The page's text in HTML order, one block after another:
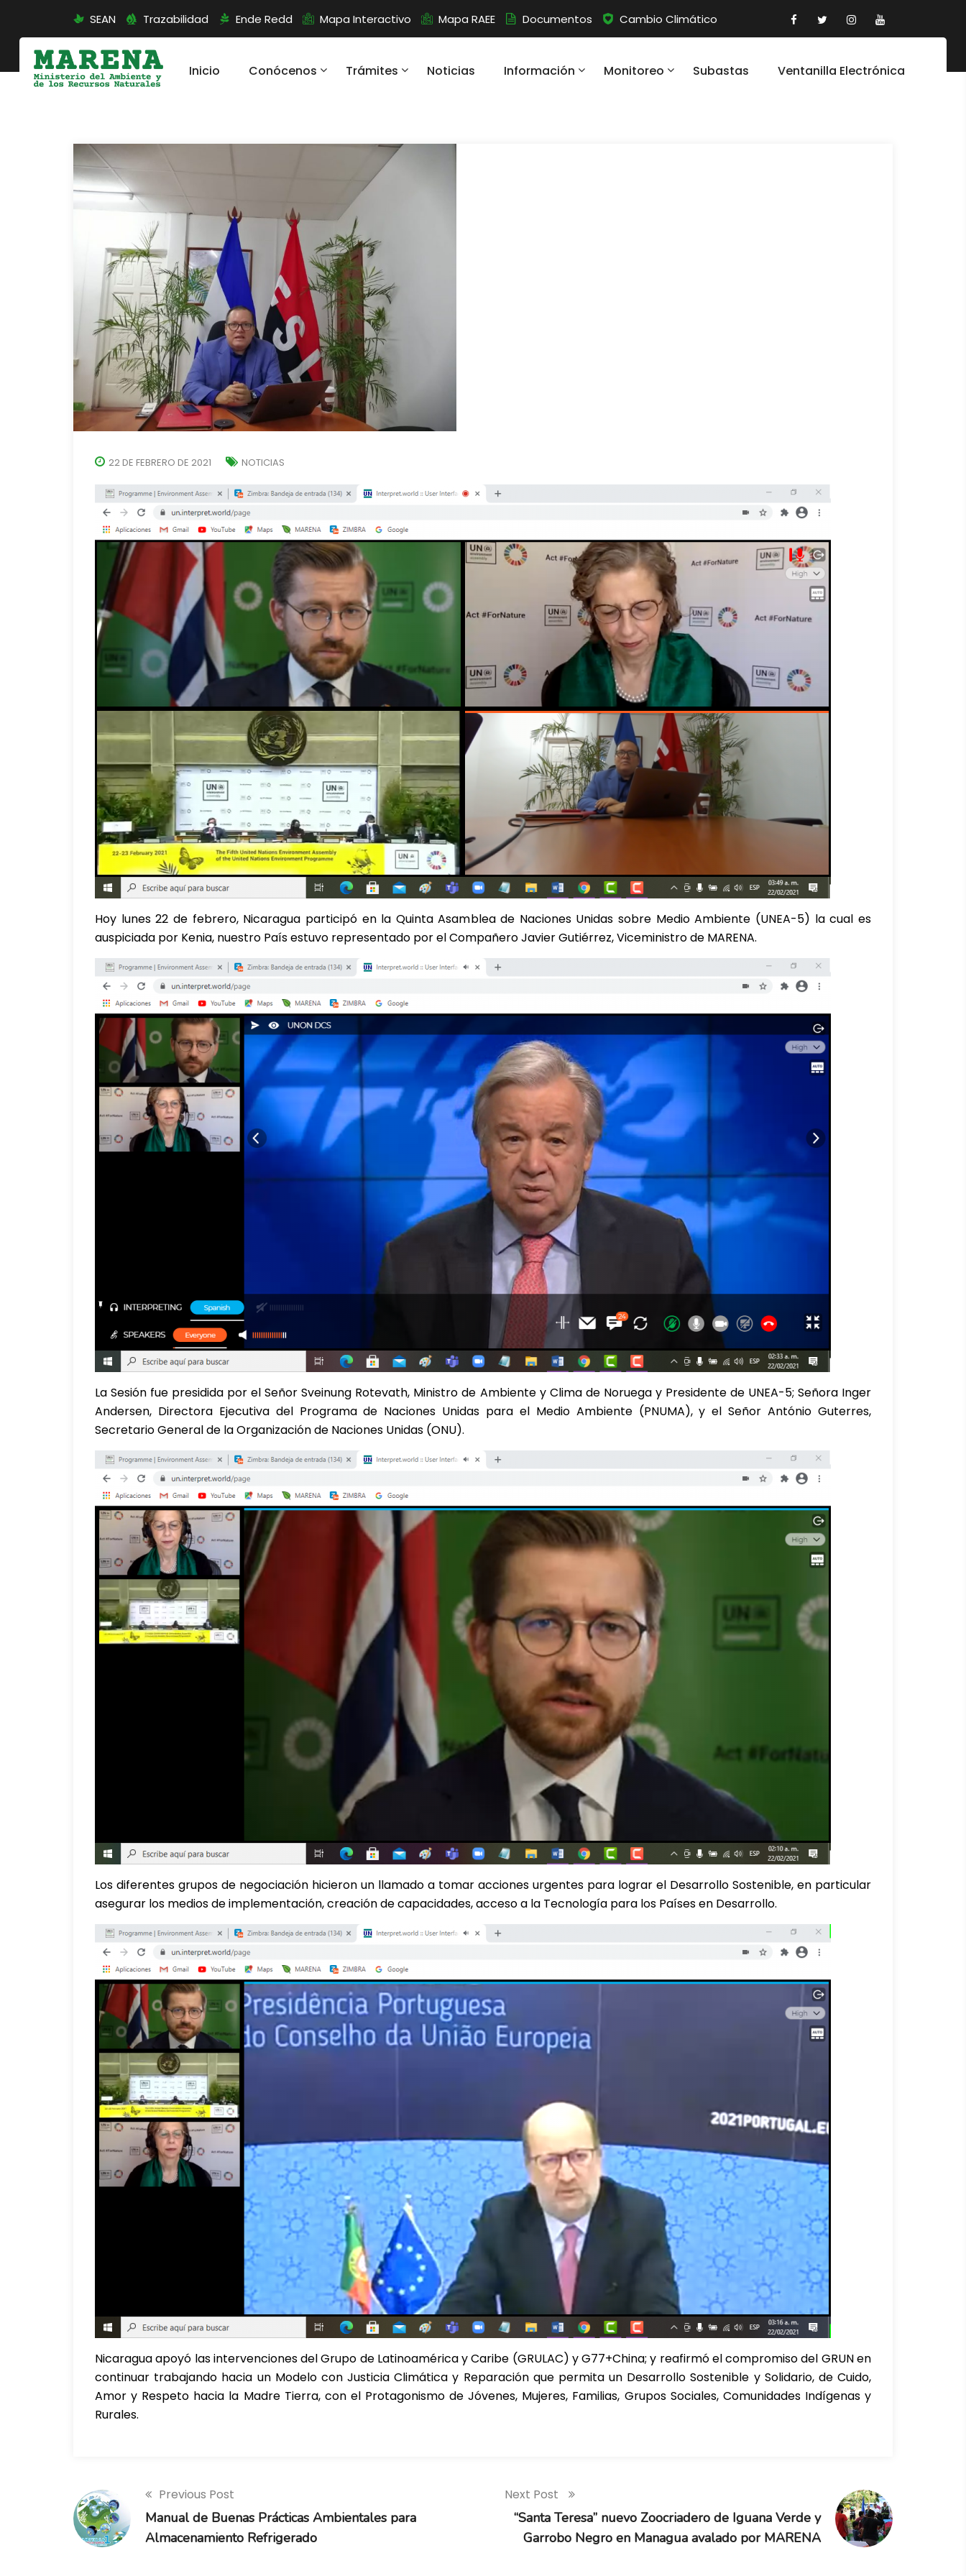
SEAN Trazabilidad Ende Redd Mapa Interactivo Mapa RAEE Documentos Cambio Climático
Inicio Conócenos Trámites Noticias Información Monitoreo Subastas Ventanilla Electrónica
22 DE FEBRERO DE 2021 NOTICIAS
Hoy lunes 22 de febrero, Nicaragua participó en la Quinta Asamblea de Naciones Unidas sobre Medio Ambiente (UNEA-5) la cual es
auspiciada por Kenia, nuestro País estuvo representado por el Compañero Javier Gutiérrez, Viceministro de MARENA.
La Sesión fue presidida por el Señor Sveinung Rotevath, Ministro de Ambiente y Clima de Noruega y Presidente de UNEA-5; Señora Inger
Andersen, Directora Ejecutiva del Programa de Naciones Unidas para el Medio Ambiente (PNUMA), y el Señor António Guterres,
Secretario General de la Organización de Naciones Unidas (ONU).
Los diferentes grupos de negociación hicieron un llamado a tomar acciones urgentes para lograr el Desarrollo Sostenible, en particular
asegurar los medios de implementación, creación de capacidades, acceso a la Tecnología para los Países en Desarrollo.
Nicaragua apoyó las intervenciones del Grupo de Latinoamérica y Caribe (GRULAC) y G77+China; y reafirmó el compromiso del GRUN en
continuar trabajando hacia un Modelo con Justicia Climática y Reparación que permita un Desarrollo Sostenible y Solidario, de Cuido,
Amor y Respeto hacia la Madre Tierra, con el Protagonismo de Jóvenes, Mujeres, Familias, Grupos Sociales, Comunidades Indígenas y
Rurales.
Previous Post
Manual de Buenas Prácticas Ambientales para
Almacenamiento Refrigerado
Next Post
“Santa Teresa” nuevo Zoocriadero de Iguana Verde y
Garrobo Negro en Managua avalado por MARENA